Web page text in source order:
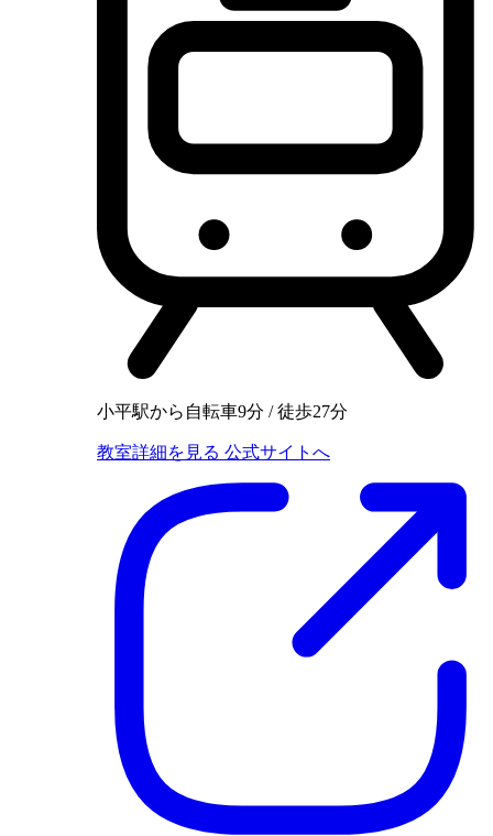
小平駅から自転車9分 / 徒歩27分
教室詳細を見る 公式サイトへ